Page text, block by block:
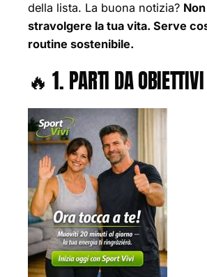
della lista. La buona notizia?
stravolgere la tua vita. Serve
routine sostenibile.
🔥 1. PARTI DA